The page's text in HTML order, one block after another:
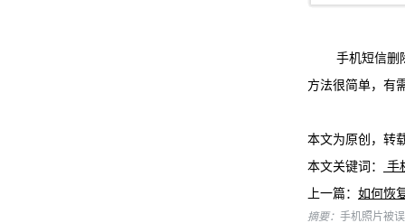
手机短信删除
方法很简单，有
本文为原创，转
本文关键词：
手
上一篇： 如何恢
摘要： 手机照片被